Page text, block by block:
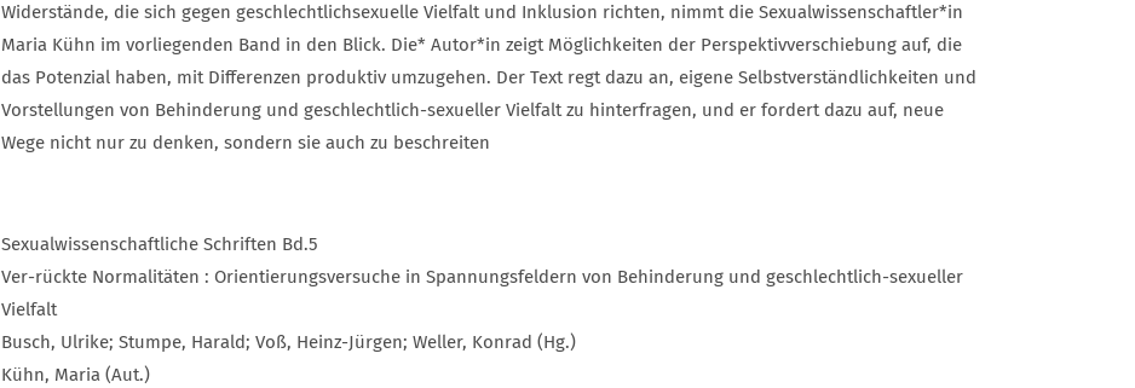
Widerstände, die sich gegen geschlechtlichsexuelle Vielfalt und Inklusion richten, nimmt die Sexualwissenschaftler*in
Maria Kühn im vorliegenden Band in den Blick. Die* Autor*in zeigt Möglichkeiten der Perspektivverschiebung auf, die
das Potenzial haben, mit Differenzen produktiv umzugehen. Der Text regt dazu an, eigene Selbstverständlichkeiten und
Vorstellungen von Behinderung und geschlechtlich-sexueller Vielfalt zu hinterfragen, und er fordert dazu auf, neue
Wege nicht nur zu denken, sondern sie auch zu beschreiten
Sexualwissenschaftliche Schriften Bd.5
Ver-rückte Normalitäten : Orientierungsversuche in Spannungsfeldern von Behinderung und geschlechtlich-sexueller
Vielfalt
Busch, Ulrike; Stumpe, Harald; Voß, Heinz-Jürgen; Weller, Konrad (Hg.)
Kühn, Maria (Aut.)